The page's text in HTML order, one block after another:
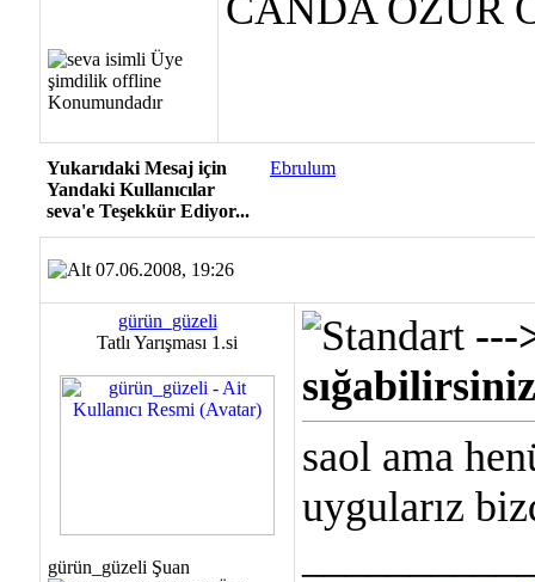
CANDA ÖZÜR
Yukarıdaki Mesaj için
Yandaki Kullanıcılar
seva'e Teşekkür Ediyor...
Ebrulum
07.06.2008, 19:26
gürün_güzeli
Tatlı Yarışması 1.si
gürün_güzeli Şuan
---
sığabilirsiniz
saol ama
uygularız